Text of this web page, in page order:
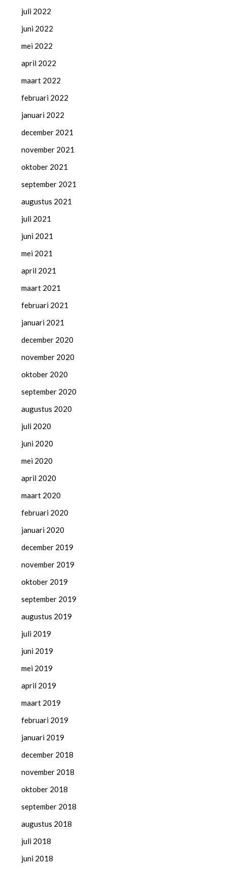
juli 2022
juni 2022
mei 2022
april 2022
maart 2022
februari 2022
januari 2022
december 2021
november 2021
oktober 2021
september 2021
augustus 2021
juli 2021
juni 2021
mei 2021
april 2021
maart 2021
februari 2021
januari 2021
december 2020
november 2020
oktober 2020
september 2020
augustus 2020
juli 2020
juni 2020
mei 2020
april 2020
maart 2020
februari 2020
januari 2020
december 2019
november 2019
oktober 2019
september 2019
augustus 2019
juli 2019
juni 2019
mei 2019
april 2019
maart 2019
februari 2019
januari 2019
december 2018
november 2018
oktober 2018
september 2018
augustus 2018
juli 2018
juni 2018